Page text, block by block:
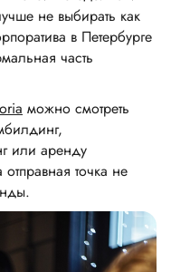
не выбирать как
в Петербурге
часть
можно смотреть
или аренду
точка не